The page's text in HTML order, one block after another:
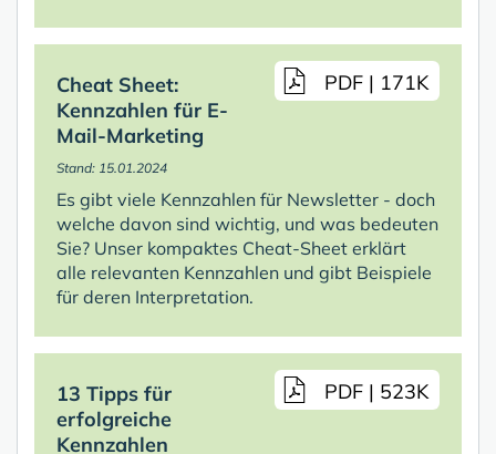
PDF | 171K
Cheat Sheet:
Kennzahlen für E-
Mail-Marketing
Stand: 15.01.2024
Es gibt viele Kennzahlen für Newsletter - doch
welche davon sind wichtig, und was bedeuten
Sie? Unser kompaktes Cheat-Sheet erklärt
alle relevanten Kennzahlen und gibt Beispiele
für deren Interpretation.
PDF | 523K
13 Tipps für
erfolgreiche
Kennzahlen